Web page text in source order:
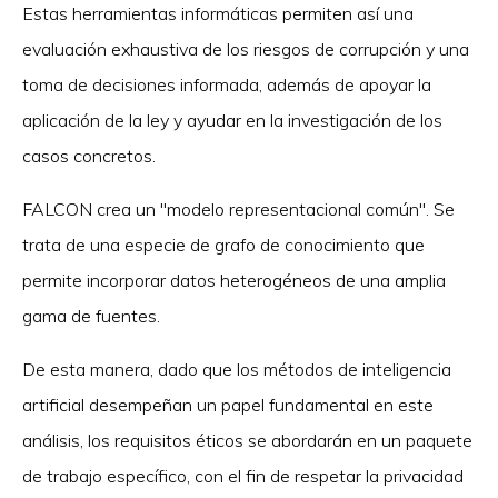
Estas herramientas informáticas permiten así una
evaluación exhaustiva de los riesgos de corrupción y una
toma de decisiones informada, además de apoyar la
aplicación de la ley y ayudar en la investigación de los
casos concretos.
FALCON crea un "modelo representacional común". Se
trata de una especie de grafo de conocimiento que
permite incorporar datos heterogéneos de una amplia
gama de fuentes.
De esta manera, dado que los métodos de inteligencia
artificial desempeñan un papel fundamental en este
análisis, los requisitos éticos se abordarán en un paquete
de trabajo específico, con el fin de respetar la privacidad